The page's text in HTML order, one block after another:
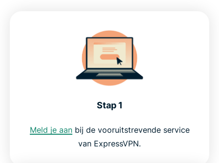
Waarom kijkers ExpressVPN kiezen voor
Australische tv-series
Waarom zou je ExpressVPN gebruiken?
Stap 1
Meld je aanbij de vooruitstrevende service
van ExpressVPN.